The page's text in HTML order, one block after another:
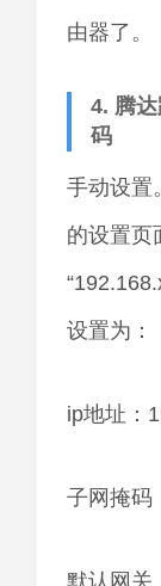
由器了。
4. 腾
码
手动设置
的设置页
设置为：
ip地址：
子网掩码